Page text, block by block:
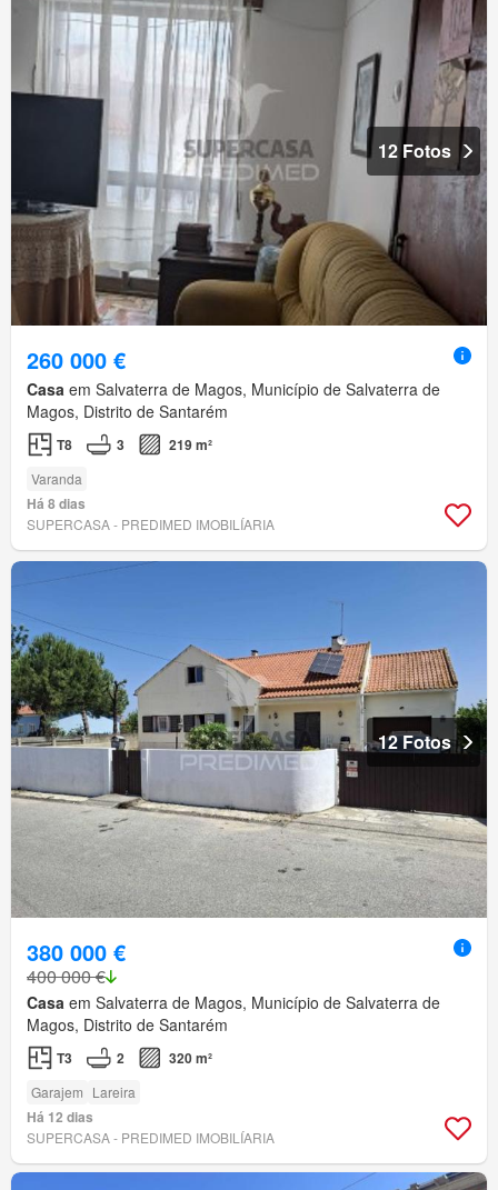
12 Fotos
260 000 €
Casa em Salvaterra de Magos, Município de Salvaterra de
Magos, Distrito de Santarém
T8 3 219 m²
Varanda
Há 8 dias
SUPERCASA - PREDIMED IMOBILÍARIA
12 Fotos
380 000 €
400 000 €
Casa em Salvaterra de Magos, Município de Salvaterra de
Magos, Distrito de Santarém
T3 2 320 m²
Garajem Lareira
Há 12 dias
SUPERCASA - PREDIMED IMOBILÍARIA